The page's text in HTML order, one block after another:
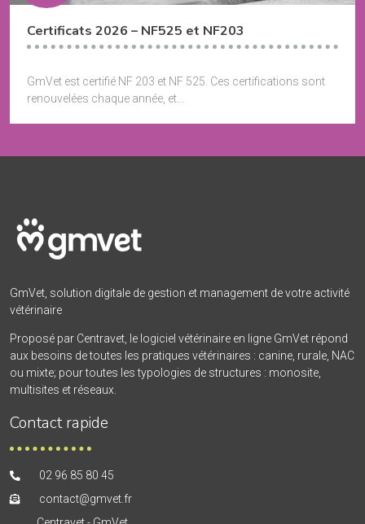
Certificats 2026 – NF525 et NF203
GmVet est certifié NF 203 et NF 525. Ces certifications sont
renouvelées chaque année, et...
GmVet, solution digitale de gestion et management de votre activité
vétérinaire
Proposé par Centravet, le logiciel vétérinaire en ligne GmVet répond
aux besoins de toutes les pratiques vétérinaires : canine, rurale, NAC
ou mixte; pour toutes les typologies de structures : monosite,
multisites et réseaux.
Contact rapide
02 96 85 80 45
contact@gmvet.fr